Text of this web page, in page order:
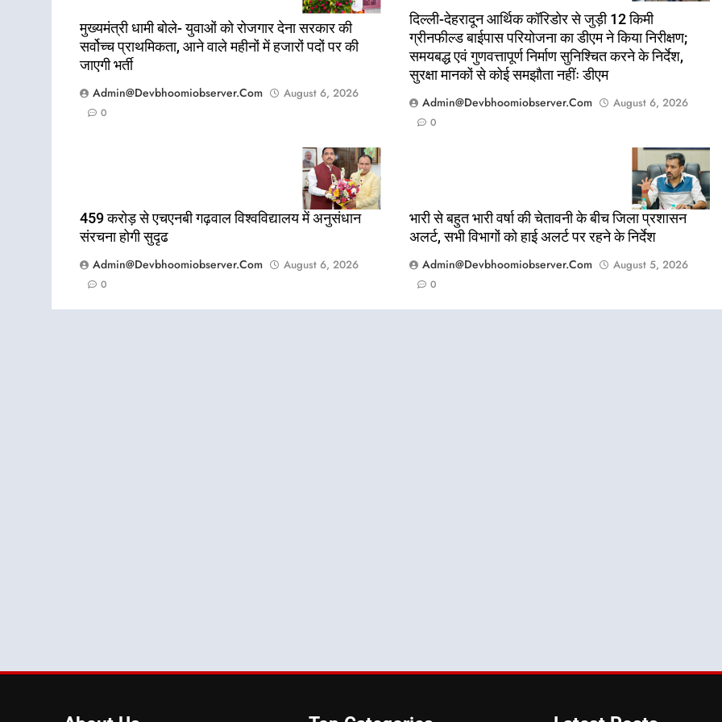
मुख्यमंत्री धामी बोले- युवाओं को रोजगार देना सरकार की
सर्वोच्च प्राथमिकता, आने वाले महीनों में हजारों पदों पर की
जाएगी भर्ती
Admin@devbhoomiobserver.com
August 6, 2026
0
दिल्ली-देहरादून आर्थिक कॉरिडोर से जुड़ी 12 किमी
ग्रीनफील्ड बाईपास परियोजना का डीएम ने किया निरीक्षण;
समयबद्ध एवं गुणवत्तापूर्ण निर्माण सुनिश्चित करने के निर्देश,
सुरक्षा मानकों से कोई समझौता नहींः डीएम
Admin@devbhoomiobserver.com
August 6, 2026
0
459 करोड़ से एचएनबी गढ़वाल विश्वविद्यालय में अनुसंधान
संरचना होगी सुदृढ
Admin@devbhoomiobserver.com
August 6, 2026
0
भारी से बहुत भारी वर्षा की चेतावनी के बीच जिला प्रशासन
अलर्ट, सभी विभागों को हाई अलर्ट पर रहने के निर्देश
Admin@devbhoomiobserver.com
August 5, 2026
0